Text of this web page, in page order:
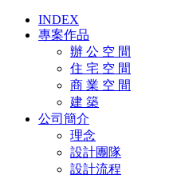
INDEX
專案作品
辦 公 空 間
住 宅 空 間
商 業 空 間
建 築
公司簡介
理念
設計團隊
設計流程